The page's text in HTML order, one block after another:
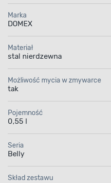
Marka
DOMEX
Materiał
stal nierdzewna
Możliwość mycia w zmywarce
tak
Pojemność
0,55 l
Seria
Belly
Skład zestawu